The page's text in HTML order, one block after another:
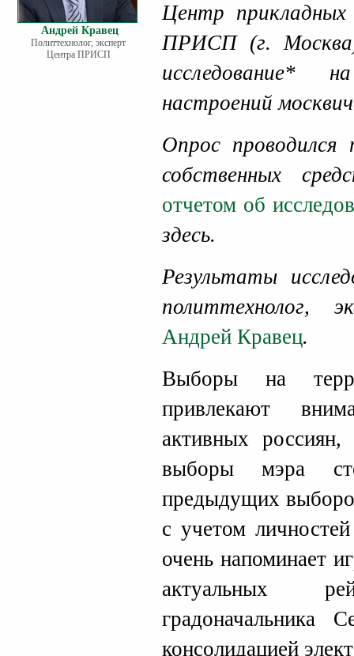
Андрей Кравец
Политтехнолог, эксперт
Центра ПРИСП
Центр прикладных
ПРИСП (г. Москва)
исследование*
настроений
Опрос
собственных
отчетом об
здесь.
Результаты
политтехнолог,
Андрей Кравец.
Выборы на
привлекают
активных
выборы мэра
предыдущих
с учетом
очень напоминает
актуальных
градоначальника
консолидацией